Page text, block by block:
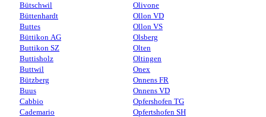
Bütschwil
Büttenhardt
Buttes
Büttikon AG
Buttikon SZ
Buttisholz
Buttwil
Bützberg
Buus
Cabbio
Cademario
Olivone
Ollon VD
Ollon VS
Olsberg
Olten
Oltingen
Onex
Onnens FR
Onnens VD
Opfershofen TG
Opfertshofen SH